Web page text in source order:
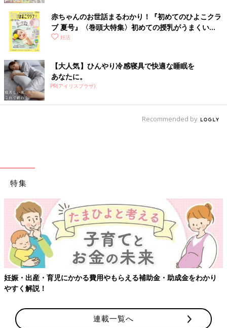
赤ちゃんのお世話まるわかり！『初めてのひよこクラ
ブ 夏号』〈巻頭大特集〉初めての授乳がうまくい
く！ おっぱい・ミルクの基本と夏のトラブル 解決テ
妊活
【大人気】ひんやり冷感寝具で快適な睡眠を
あなたに。
PR(アイリスプラザ)
Recommended by
特集
妊娠・出産・育児にかかる費用やもらえる補助金・助成金をわかり
やすく解説！
連載一覧へ